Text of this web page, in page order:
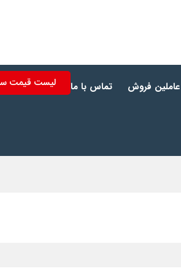
عاملین فروش تماس با ما لیست قیمت